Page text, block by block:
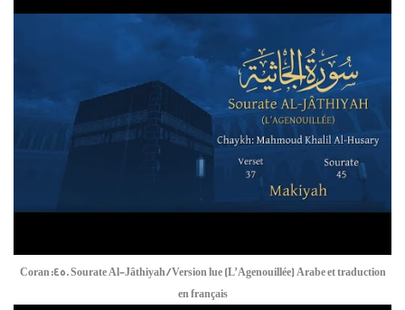
Coran:45. Sourate Al-Jâthiyah / Version lue (L’Agenouillée) Arabe et traduction
en français